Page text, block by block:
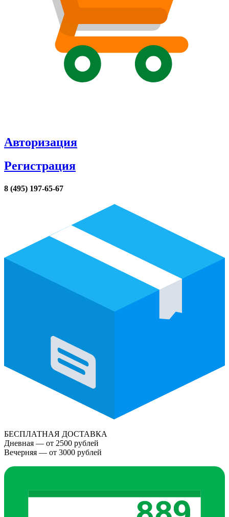
Авторизация
Регистрация
8 (495) 197-65-67
БЕСПЛАТНАЯ ДОСТАВКА
Дневная — от 2500 рублей
Вечерняя — от 3000 рублей